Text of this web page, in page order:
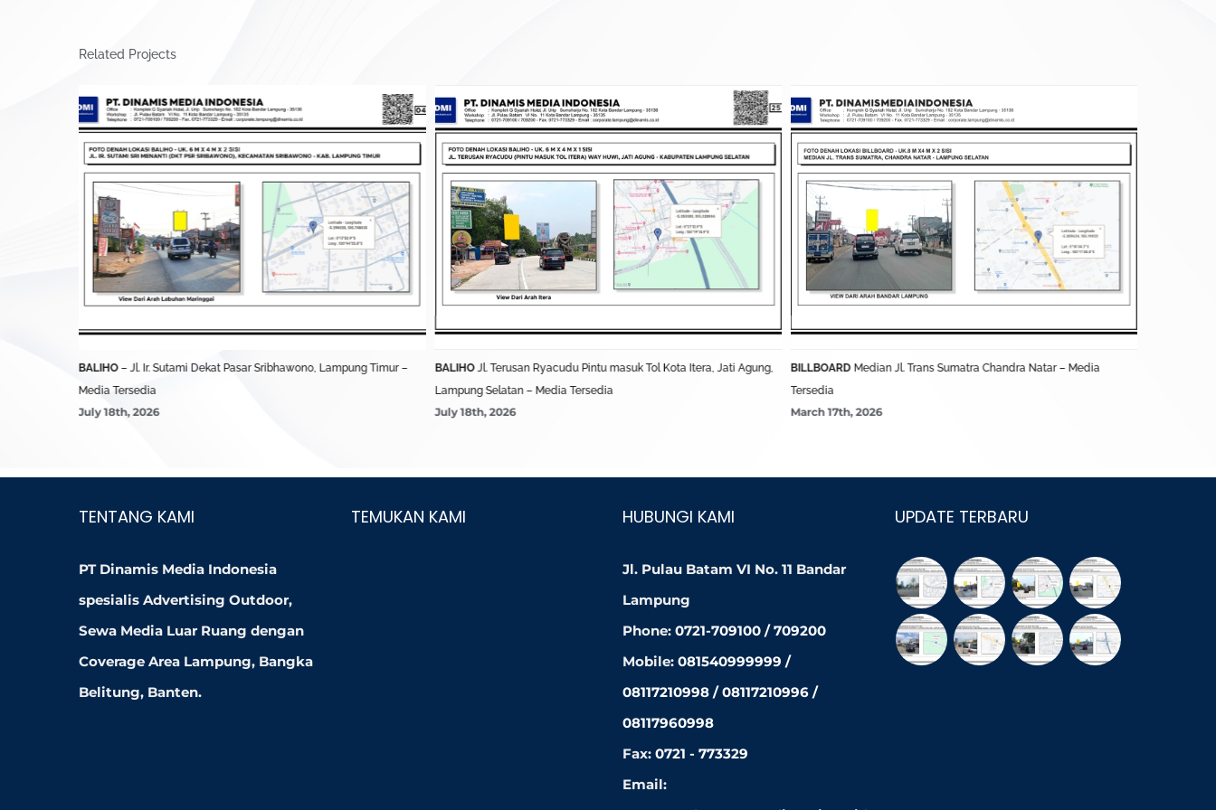
Related Projects
BALIHO– Jl. Ir. Sutami Dekat Pasar Sribhawono, Lampung Timur –
Media Tersedia
July 18th, 2026
BALIHOJl. Terusan Ryacudu Pintu masuk Tol Kota Itera, Jati Agung,
Lampung Selatan – Media Tersedia
July 18th, 2026
BILLBOARDMedian Jl. Trans Sumatra Chandra Natar – Media
Tersedia
March 17th, 2026
TENTANG KAMI
PT Dinamis Media Indonesia
spesialis Advertising Outdoor,
Sewa Media Luar Ruang dengan
Coverage Area Lampung, Bangka
Belitung, Banten.
TEMUKAN KAMI HUBUNGI KAMI
Jl. Pulau Batam VI No. 11 Bandar
Lampung
Phone: 0721-709100 / 709200
Mobile: 081540999999 /
08117210998 / 08117210996 /
08117960998
Fax: 0721 - 773329
Email:
UPDATE TERBARU